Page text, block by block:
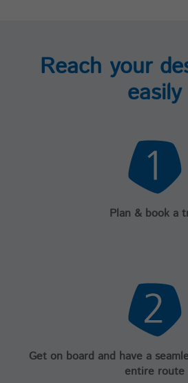
Reach your
easily
Plan & book a
Get on board and have a
entire route